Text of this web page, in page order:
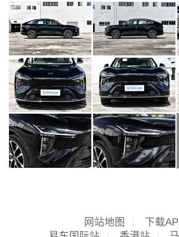
网站地图
下载